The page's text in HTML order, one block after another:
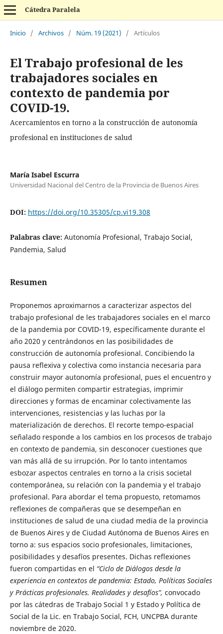
Cátedra Paralela
Inicio / Archivos / Núm. 19 (2021) / Artículos
El Trabajo profesional de les
trabajadores sociales en
contexto de pandemia por
COVID-19.
Acercamientos en torno a la construcción de autonomía
profesional en instituciones de salud
María Isabel Escurra
Universidad Nacional del Centro de la Provincia de Buenos Aires
DOI: https://doi.org/10.35305/cp.vi19.308
Palabras clave: Autonomía Profesional, Trabajo Social,
Pandemia, Salud
Resumen
Proponemos aproximarnos a caracterizar aspectos del
trabajo profesional de les trabajadores sociales en el marco
de la pandemia por COVID-19, específicamente durante el
año 2020 y centrándonos en las posibilidades de
construcción de autonomía profesional. Concibiendo la
pausa reflexiva y colectiva como instancia necesaria para
construir mayor autonomía profesional, pues el encuentro y
el diálogo permiten compartir estrategias, imprimir
direcciones y formas de encaminar colectivamente las
intervenciones, resistencias y las luchas por la
materialización de derechos. El recorte tempo-espacial
señalado responde a los cambios en los procesos de trabajo
en contexto de pandemia, sin desconocer cuestiones que
van más allá de su irrupción. Por lo tanto intentamos
esbozar aspectos centrales en torno a la crisis societal
contemporánea, su relación con la pandemia y el trabajo
profesional. Para abordar el tema propuesto, retomamos
reflexiones de compañeras que se desempeñan en
instituciones de salud de una ciudad media de la provincia
de Buenos Aires y de Ciudad Autónoma de Buenos Aires en
torno a: sus espacios socio profesionales, limitaciones,
posibilidades y desafíos presentes. Dichas reflexiones
fueron compartidas en el “Ciclo de Diálogos desde la
experiencia en contextos de pandemia: Estado, Políticas Sociales
y Prácticas profesionales. Realidades y desafíos”, convocado
por las cátedras de Trabajo Social 1 y Estado y Política de
Social de la Lic. en Trabajo Social, FCH, UNCPBA durante
noviembre de 2020.